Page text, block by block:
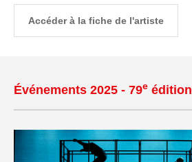
Accéder à la fiche de l'artiste
Événements 2025 - 79e édition